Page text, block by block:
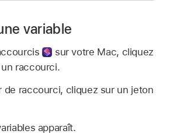
variable
sur votre Mac, cliquez
raccourci.
de raccourci, cliquez sur un jeton
apparaît.